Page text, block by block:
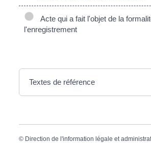
Acte qui a fait l'objet de la
l'enregistrement
Textes de référence
© Direction de l'information légale et